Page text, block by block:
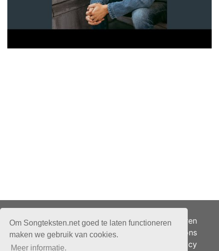
Om Songteksten.net goed te laten functioneren
maken we gebruik van cookies.
Meer informatie.
Adverteren
Over ons
Je privacy